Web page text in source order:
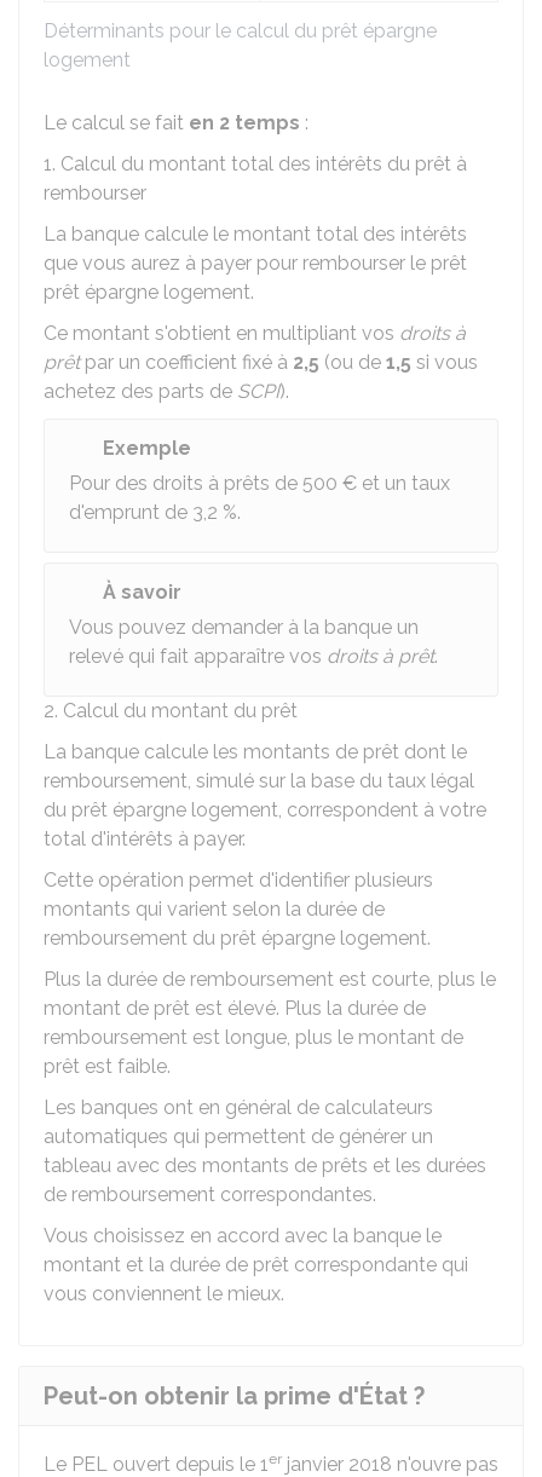
Déterminants pour le calcul du prêt épargne
logement
Le calcul se fait en 2 temps :
1. Calcul du montant total des intérêts du prêt à
rembourser
La banque calcule le montant total des intérêts
que vous aurez à payer pour rembourser le prêt
prêt épargne logement.
Ce montant s'obtient en multipliant vos droits à
prêtpar un coefficient fixé à 2,5 (ou de 1,5 si vous
achetez des parts de SCPI).
Exemple
Pour des droits à prêts de 500 € et un taux
d'emprunt de 3,2 %.
À savoir
Vous pouvez demander à la banque un
relevé qui fait apparaître vos droits à prêt.
2. Calcul du montant du prêt
La banque calcule les montants de prêt dont le
remboursement, simulé sur la base du taux légal
du prêt épargne logement, correspondent à votre
total d'intérêts à payer.
Cette opération permet d'identifier plusieurs
montants qui varient selon la durée de
remboursement du prêt épargne logement.
Plus la durée de remboursement est courte, plus le
montant de prêt est élevé. Plus la durée de
remboursement est longue, plus le montant de
prêt est faible.
Les banques ont en général de calculateurs
automatiques qui permettent de générer un
tableau avec des montants de prêts et les durées
de remboursement correspondantes.
Vous choisissez en accord avec la banque le
montant et la durée de prêt correspondante qui
vous conviennent le mieux.
Peut-on obtenir la prime d'État ?
Le PEL ouvert depuis le 1er janvier 2018 n'ouvre pas